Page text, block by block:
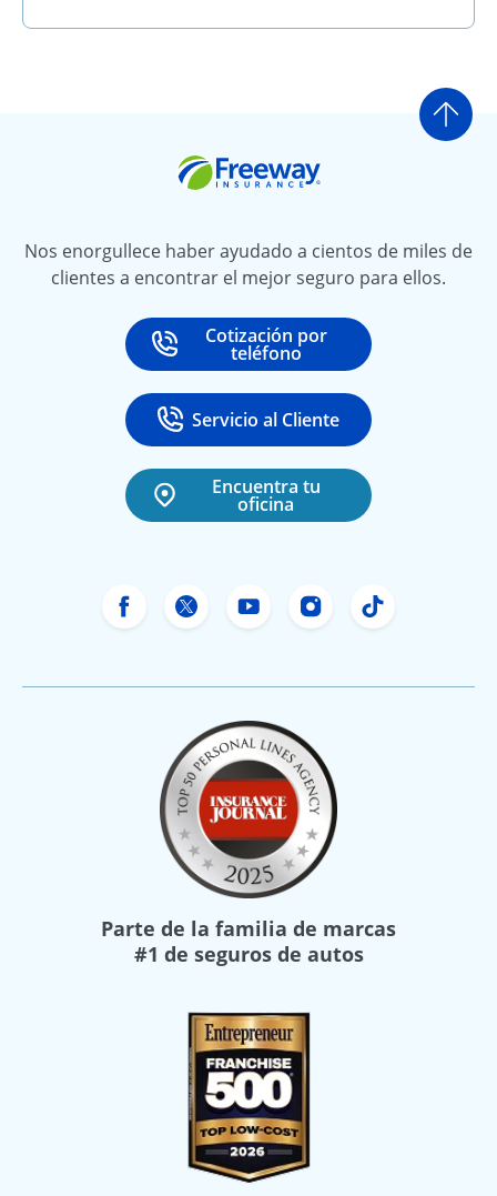
Ir
Nos enorgullece haber ayudado a cientos de miles de
clientes a encontrar el mejor seguro para ellos.
Call
Cotización por
teléfono
at
Call
Servicio al Cliente
at 888-531-6720
Encuentra tu
oficina
Facebook de Freeway Insurance
X de Freeway Insurance
YouTube de Freeway
Instagram
TikTok
Parte de la familia de marcas
#1 de seguros de autos